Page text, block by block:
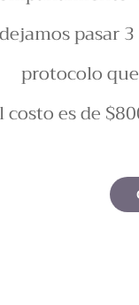
pasar
protocolo
costo es de